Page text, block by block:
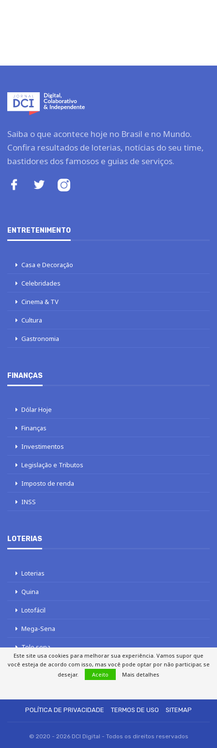
Saiba o que acontece hoje no Brasil e no Mundo.
Confira resultados de loterias, notícias do seu time,
bastidores dos famosos e guias de serviços.
ENTRETENIMENTO
Casa e Decoração
Celebridades
Cinema & TV
Cultura
Gastronomia
FINANÇAS
Dólar Hoje
Finanças
Investimentos
Legislação e Tributos
Imposto de renda
INSS
LOTERIAS
Loterias
Quina
Lotofácil
Mega-Sena
Tele sena
POLÍTICA DE PRIVACIDADE
TERMOS DE USO SITEMAP
© 2020 - 2026 DCI Digital - Todos os direitos reservados
Este site usa cookies para melhorar sua experiência. Vamos supor que
você esteja de acordo com isso, mas você pode optar por não participar, se
desejar.
Aceito Mais detalhes